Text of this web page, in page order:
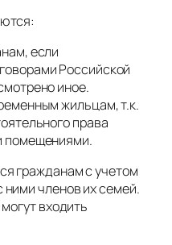
если
Российской
иное.
жильцам, т.к.
права
помещениями.
гражданам с учетом
членов их семей.
входить